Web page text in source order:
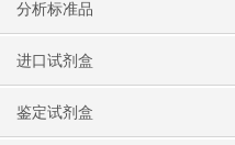
分析标准品
进口试剂盒
鉴定试剂盒